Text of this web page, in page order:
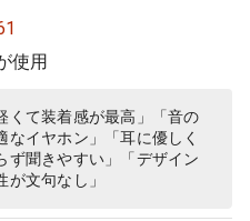
イヤホン
使用
くて装着感が最高」「音の
イヤホン」「耳に優しく
ず聞きやすい」「デザイン
文句なし」